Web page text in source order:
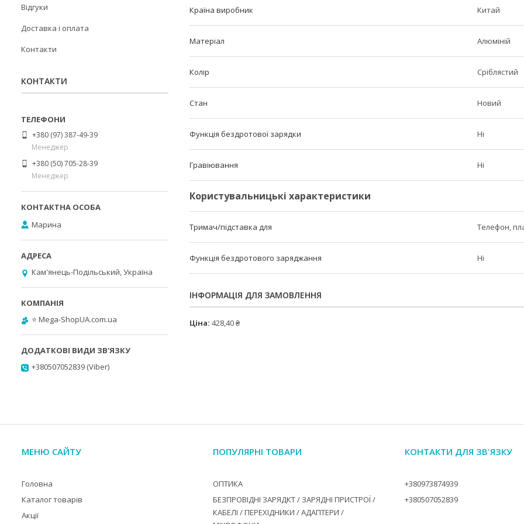
Країна виробник Китай
Матеріал Алюміній
Колір Сріблястий
Стан Новий
Функція бездротової зарядки Ні
Гравіювання Ні
Користувальницькі характеристики
Тримач/підставка для Телефон,
Функція бездротового заряджання Ні
ІНФОРМАЦІЯ ДЛЯ ЗАМОВЛЕННЯ
Ціна: 428,40 ₴
Відгуки
Доставка і оплата
Контакти
КОНТАКТИ
+380 (97) 387-49-39
Менеджер
+380 (50) 705-28-39
Менеджер
Марина
Кам'янець-Подільський, Україна
⭐️ Mega-ShopUA.com.ua
+380507052839 (Viber)
МЕНЮ САЙТУ
Головна
Каталог товарів
Акції
ПОПУЛЯРНІ ТОВАРИ
ОПТИКА
БЕЗПРОВІДНІ ЗАРЯДКТ / ЗАРЯДНІ ПРИСТРОЇ /
КАБЕЛІ / ПЕРЕХІДНИКИ / АДАПТЕРИ /
КОНТАКТИ ДЛЯ ЗВ'ЯЗКУ
+380973874939
+380507052839